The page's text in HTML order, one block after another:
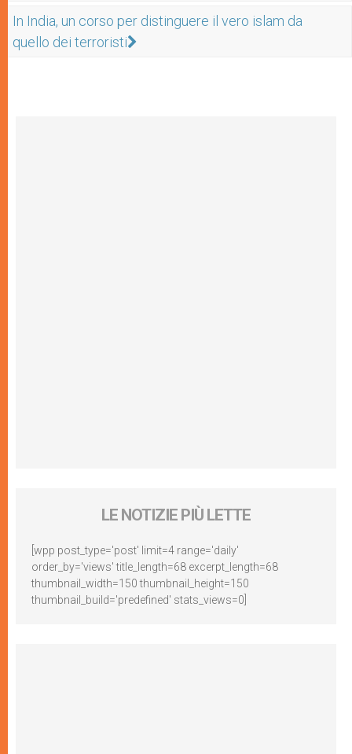
In India, un corso per distinguere il vero islam da
quello dei terroristi
LE NOTIZIE PIÙ LETTE
[wpp post_type='post' limit=4 range='daily'
order_by='views' title_length=68 excerpt_length=68
thumbnail_width=150 thumbnail_height=150
thumbnail_build='predefined' stats_views=0]